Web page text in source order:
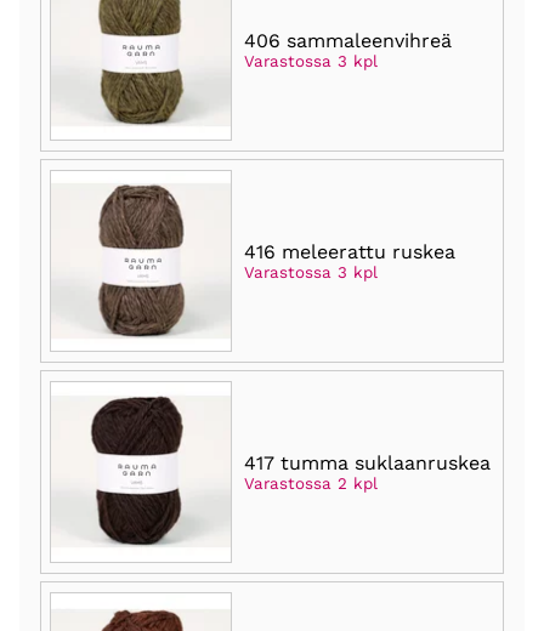
406 sammaleenvihreä
Varastossa 3 kpl
416 meleerattu ruskea
Varastossa 3 kpl
417 tumma suklaanruskea
Varastossa 2 kpl